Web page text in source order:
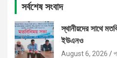
সর্বশেষ সংবাদ
স্থানীয়দের সাথে
ইউএনও
August 6, 2026